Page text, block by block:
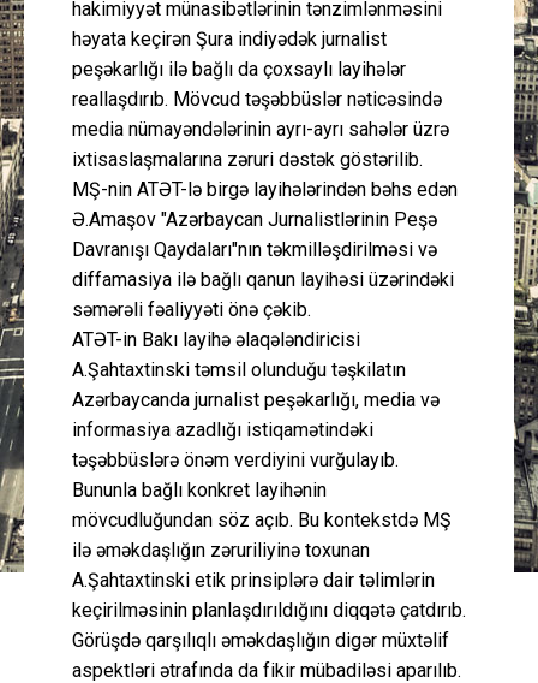
hakimiyyət münasibətlərinin tənzimlənməsini
həyata keçirən Şura indiyədək jurnalist
peşəkarlığı ilə bağlı da çoxsaylı layihələr
reallaşdırıb. Mövcud təşəbbüslər nəticəsində
media nümayəndələrinin ayrı-ayrı sahələr üzrə
ixtisaslaşmalarına zəruri dəstək göstərilib.
MŞ-nin ATƏT-lə birgə layihələrindən bəhs edən
Ə.Amaşov "Azərbaycan Jurnalistlərinin Peşə
Davranışı Qaydaları"nın təkmilləşdirilməsi və
diffamasiya ilə bağlı qanun layihəsi üzərindəki
səmərəli fəaliyyəti önə çəkib.
ATƏT-in Bakı layihə əlaqələndiricisi
A.Şahtaxtinski təmsil olunduğu təşkilatın
Azərbaycanda jurnalist peşəkarlığı, media və
informasiya azadlığı istiqamətindəki
təşəbbüslərə önəm verdiyini vurğulayıb.
Bununla bağlı konkret layihənin
mövcudluğundan söz açıb. Bu kontekstdə MŞ
ilə əməkdaşlığın zəruriliyinə toxunan
A.Şahtaxtinski etik prinsiplərə dair təlimlərin
keçirilməsinin planlaşdırıldığını diqqətə çatdırıb.
Görüşdə qarşılıqlı əməkdaşlığın digər müxtəlif
aspektləri ətrafında da fikir mübadiləsi aparılıb.